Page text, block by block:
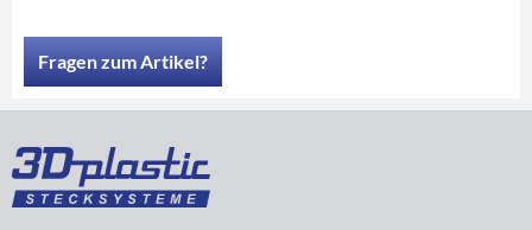
Fragen zum Artikel?